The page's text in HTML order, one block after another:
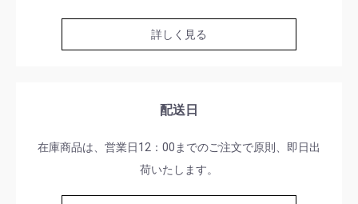
詳しく見る
配送日
在庫商品は、営業日12：00までのご注文で原則、即日出
荷いたします。